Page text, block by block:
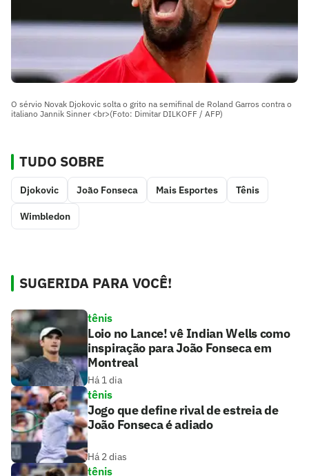
O sérvio Novak Djokovic solta o grito na semifinal de Roland Garros contra o
italiano Jannik Sinner <br>(Foto: Dimitar DILKOFF / AFP)
TUDO SOBRE
Djokovic João Fonseca Mais Esportes Tênis
Wimbledon
SUGERIDA PARA VOCÊ!
tênis
Loio no Lance! vê Indian Wells como
inspiração para João Fonseca em
Montreal
Há 1 dia
tênis
Jogo que define rival de estreia de
João Fonseca é adiado
Há 2 dias
tênis